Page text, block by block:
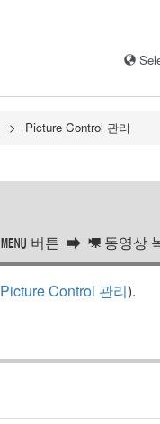
Picture Control 관리
G 버튼 1 동영상
Picture Control 관리).